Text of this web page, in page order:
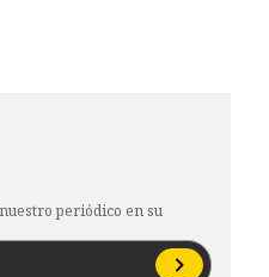
periódico en su